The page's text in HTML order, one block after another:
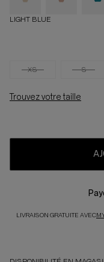
LIGHT BLUE
XS S
Trouvez votre taille
LIVRAISON GRATUITE AVEC